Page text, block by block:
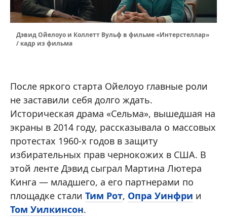
Дэвид Ойелоуо и Коллетт Вульф в фильме «Интерстеллар»
/ кадр из фильма
После яркого старта Ойелоуо главные роли
не заставили себя долго ждать.
Историческая драма «Сельма», вышедшая на
экраны в 2014 году, рассказывала о массовых
протестах 1960-х годов в защиту
избирательных прав чернокожих в США. В
этой ленте Дэвид сыграл Мартина Лютера
Кинга — младшего, а его партнерами по
площадке стали Тим Рот, Опра Уинфри и
Том Уилкинсон.